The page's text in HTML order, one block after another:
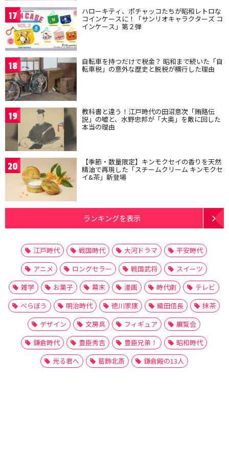
17 ハローキティ、ポチャッコたちが昭和レトロな
コインケースに！「サンリオキャラクターズ コ
インケース」第２弾
18 自転車を持つだけで税金？ 昭和まで続いた「自
転車税」の意外な歴史と脱税が横行した理由
19 教科書と違う！江戸時代の田沼意次「賄賂伝
説」の嘘と、水野忠邦が「大奥」を敵に回した
本当の理由
20 【季節・数量限定】キンモクセイの香りを天然
精油で再現した「スチームクリーム キンモクセ
イ&茶」新登場
ランキングを表示
江戸時代 戦国時代 大河ドラマ
平安時代
アニメ
ロングセラー 戦国武将
スイーツ
雑学
お菓子 幕末 漫画 時代劇
テレビ
べらぼう
明治時代 徳川家康 織田信長
抹茶
デザイン
文房具 フィギュア
展覧会
鎌倉時代
豊臣秀吉 豊臣兄弟！
昭和時代
光る君へ
葛飾北斎 鎌倉殿の13人